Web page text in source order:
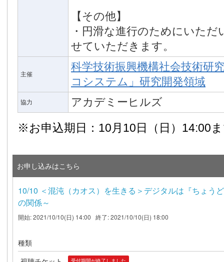
【その他】
・円滑な進行のためにいた
せていただきます。
主催
科学技術振興機構社会技術研
コシステム」研究開発領域
協力 アカデミーヒルズ
※お申込期日：10月10日（日）14:00